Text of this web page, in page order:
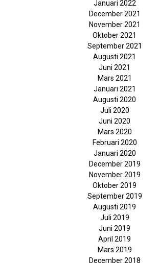
Januari 2022
December 2021
November 2021
Oktober 2021
September 2021
Augusti 2021
Juni 2021
Mars 2021
Januari 2021
Augusti 2020
Juli 2020
Juni 2020
Mars 2020
Februari 2020
Januari 2020
December 2019
November 2019
Oktober 2019
September 2019
Augusti 2019
Juli 2019
Juni 2019
April 2019
Mars 2019
December 2018